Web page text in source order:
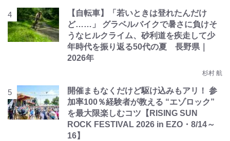
【自転車】「若いときは登れたんだけ
ど……」 グラベルバイクで暑さに負けそ
うなヒルクライム、砂利道を疾走して少
年時代を振り返る50代の夏 長野県｜
2026年
杉村 航
開催まもなくだけど駆け込みもアリ！ 参
加率100％経験者が教える “エゾロック”
を最大限楽しむコツ【RISING SUN
ROCK FESTIVAL 2026 in EZO・8/14～
16】